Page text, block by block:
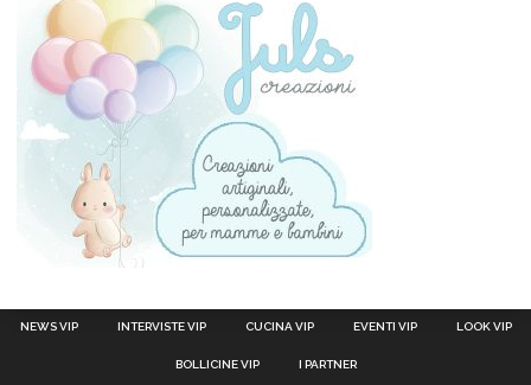
NEWS VIP INTERVISTE VIP CUCINA VIP EVENTI VIP LOOK VIP
BOLLICINE VIP I PARTNER